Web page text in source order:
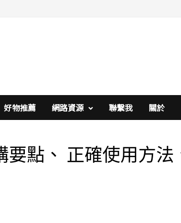
好物推薦 網路資源 聯繫我 關於
要點、 正確使用方法